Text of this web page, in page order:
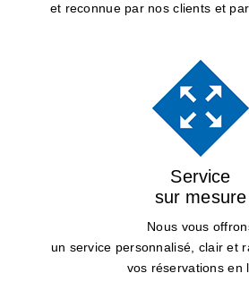
et reconnue par nos clients et
Service
sur mesure
Nous vous
un service personnalisé, clair et
vos réservations en